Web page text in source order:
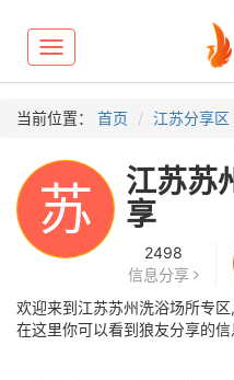
Toggle
navigation
当前位置： 首页 江苏分享区
苏
江苏苏
享
2498
信息分享
欢迎来到江苏苏州洗浴场所专
在这里你可以看到狼友分享的